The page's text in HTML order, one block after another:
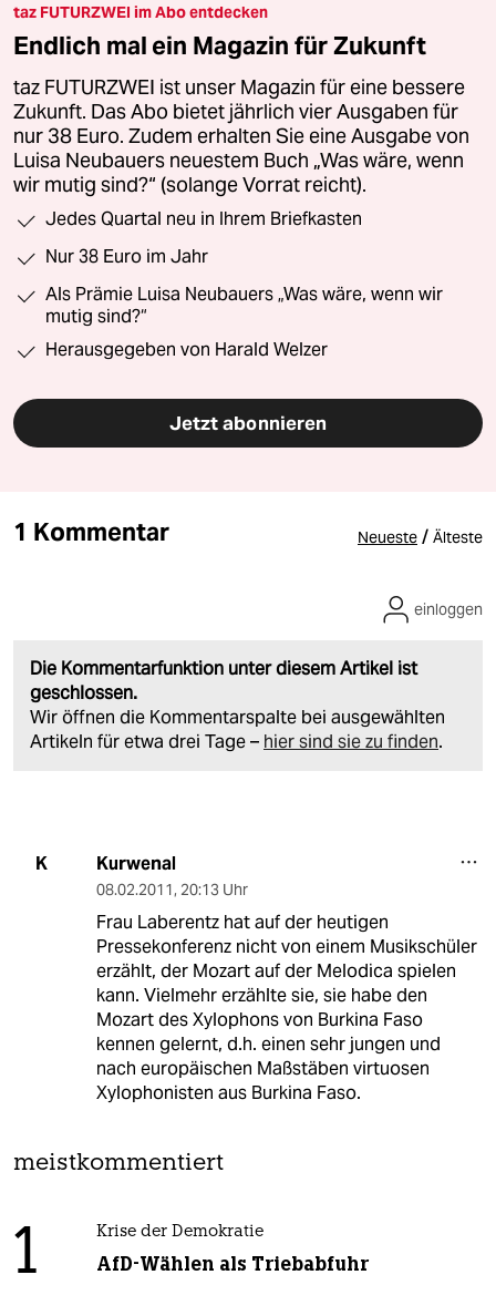
taz FUTURZWEI im Abo entdecken
Endlich mal ein Magazin für Zukunft
taz FUTURZWEI ist unser Magazin für eine bessere
Zukunft. Das Abo bietet jährlich vier Ausgaben für
nur 38 Euro. Zudem erhalten Sie eine Ausgabe von
Luisa Neubauers neuestem Buch „Was wäre, wenn
wir mutig sind?“ (solange Vorrat reicht).
Jedes Quartal neu in Ihrem Briefkasten
Nur 38 Euro im Jahr
Als Prämie Luisa Neubauers „Was wäre, wenn wir
mutig sind?“
Herausgegeben von Harald Welzer
Jetzt abonnieren
1 Kommentar Neueste / Älteste
Die Kommentarfunktion unter diesem Artikel ist
geschlossen.
Wir öffnen die Kommentarspalte bei ausgewählten
Artikeln für etwa drei Tage – hier sind sie zu finden.
einloggen
K Kurwenal
08.02.2011, 20:13 Uhr
Frau Laberentz hat auf der heutigen
Pressekonferenz nicht von einem Musikschüler
erzählt, der Mozart auf der Melodica spielen
kann. Vielmehr erzählte sie, sie habe den
Mozart des Xylophons von Burkina Faso
kennen gelernt, d.h. einen sehr jungen und
nach europäischen Maßstäben virtuosen
Xylophonisten aus Burkina Faso.
meistkommentiert
1 Krise der Demokratie
AfD-Wählen als Triebabfuhr